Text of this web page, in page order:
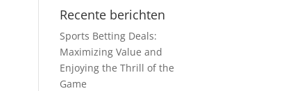
Recente berichten
Sports Betting Deals:
Maximizing Value and
Enjoying the Thrill of the
Game